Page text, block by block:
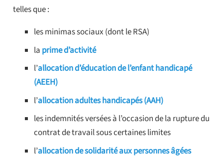
telles que :
les minimas sociaux (dont le RSA)
la prime d’activité
l’allocation d’éducation de l’enfant handicapé
(AEEH)
l’allocation adultes handicapés (AAH)
les indemnités versées à l’occasion de la rupture du
contrat de travail sous certaines limites
l’allocation de solidarité aux personnes âgées